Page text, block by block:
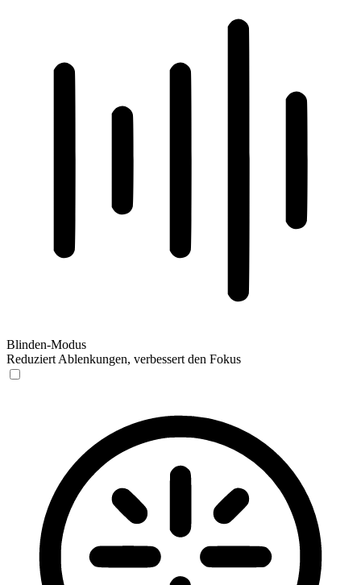
Blinden-Modus
Reduziert Ablenkungen, verbessert den Fokus